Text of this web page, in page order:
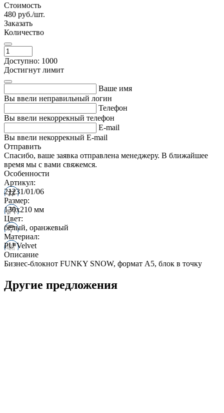
Стоимость
480 руб./шт.
Заказать
Количество
Доступно: 1000
Достигнут лимит
Ваше имя
Вы ввели неправильный логин
Телефон
Вы ввели некоррекный телефон
E-mail
Вы ввели некоррекный E-mail
Отправить
Спасибо, ваше заявка отправлена менеджеру. В ближайшее
время мы с вами свяжемся.
Особенности
Артикул:
21231/01/06
Размер:
130х210 мм
Цвет:
белый, оранжевый
Материал:
PU Velvet
Описание
Бизнес-блокнот FUNKY SNOW, формат А5, блок в точку
Другие предложения